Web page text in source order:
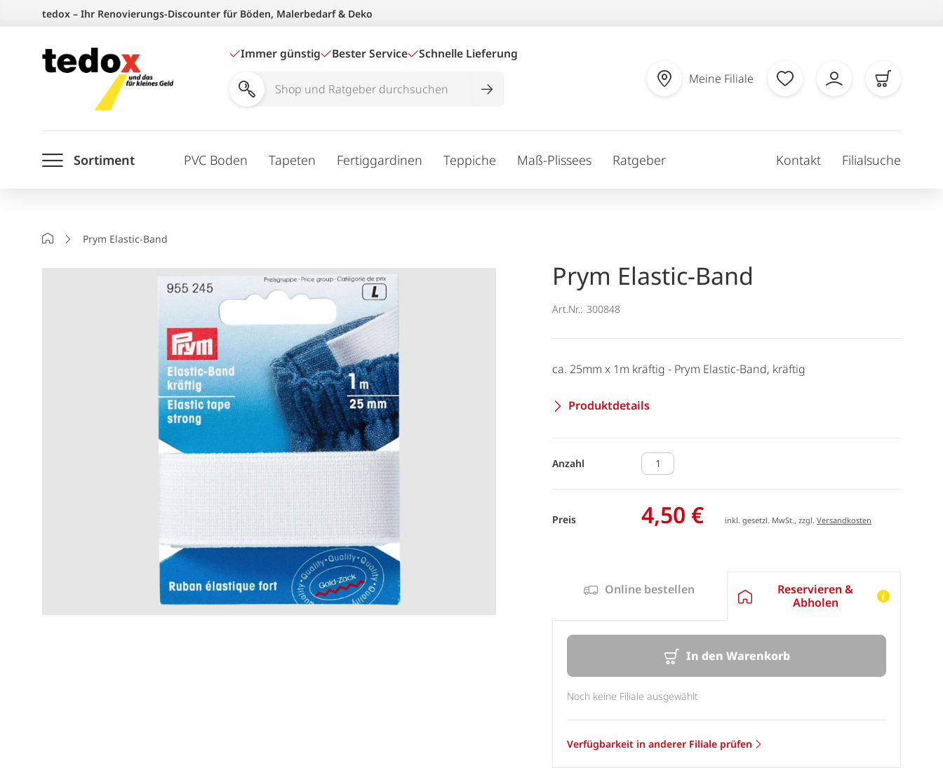
springen
tedox – Ihr Renovierungs-Discounter für Böden, Malerbedarf & Deko
Immer günstig Bester Service Schnelle Lieferung
Shop
durchsuchen
Meine Filiale
Sortiment PVC Boden Tapeten Fertiggardinen Teppiche Maß-Plissees Ratgeber Kontakt Filialsuche
StartseitePrym Elastic-Band
Prym Elastic-Band
Art.Nr.: 300848
ca. 25mm x 1m kräftig - Prym Elastic-Band, kräftig
Produktdetails
Anzahl
Preis 4,50 € inkl. gesetzl. MwSt., zzgl.Versandkosten
Online bestellen
Reservieren &
Abholen
In den Warenkorb
Noch keine Filiale ausgewählt
Verfügbarkeit in anderer Filiale prüfen